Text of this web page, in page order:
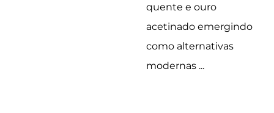
quente e ouro
acetinado emergindo
como alternativas
modernas ...